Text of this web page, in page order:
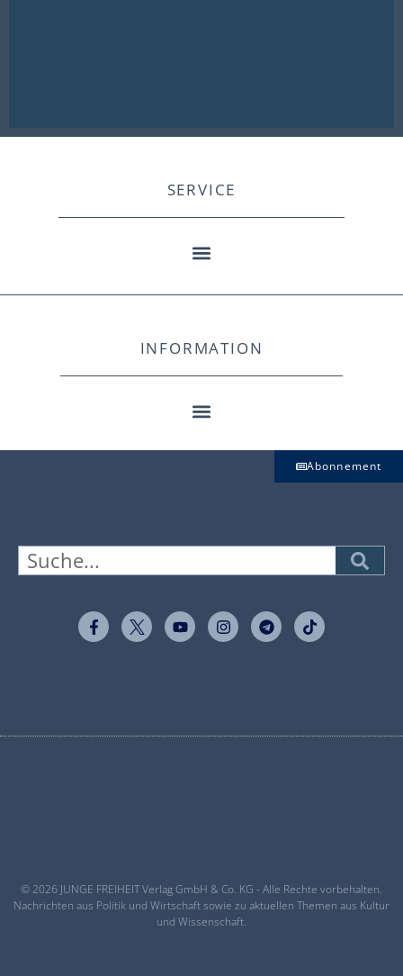
SERVICE
INFORMATION
Abonnement
© 2026 JUNGE FREIHEIT Verlag GmbH & Co. KG - Alle Rechte vorbehalten.
Nachrichten aus Politik und Wirtschaft sowie zu aktuellen Themen aus Kultur
und Wissenschaft.